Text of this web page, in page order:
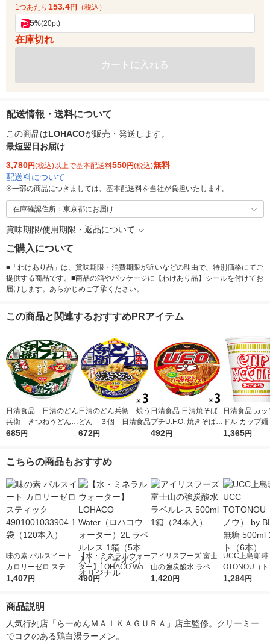
1つあたり 153.4円 （税込）
5%(20pt)
在庫切れ
カートに入れる
配送情報・送料について
この商品はLOHACOが販売・発送します。
最短翌日お届け
3,780円(税込)以上で基本配送料550円(税込)無料
配送料について
※一部の商品につきましては、基本配送料を当社が負担いたします。
在庫確認住所：東京都にお届け
賞味期限/使用期限・返品について
ご購入について
■「わけあり品」は、賞味期限・消費期限が近いなどの理由で、特別価格にてご
提供する商品です。■商品の箱やパッケージに【わけあり品】シールを付けてお
届けします。あらかじめご了承ください。
この商品と関連するおすすめPRアイテム
日清食品 日清のどん
兵衛 きつねうどん
（西日本版） 1セッ
685円
日清のどん兵衛 焼う
どん ３個 日清食品
672円
日清食品 日清焼そば
プチU.F.O. 焼きそば 6
3g 3個 カップ麺ミニ
492円
日清食品 カ
ドル カップ
ラーメン 1セ
1,365円
こちらの商品もおすすめ
味の素 パルスイート
カロリーゼロ スティ
ック 4901001033904
1,407円
【水・ミネラルウォー
ター】LOHACO Wate
r（ロハコウォータ
490円
アイリスフーズ 富士
山の強炭酸水 ラベル
レス 500ml 1箱（24
1,420円
UCC上島珈琲
OTONOU（
ウ） by
1,284円
商品説明
人気行列店「らーめんＭＡＩＫＡＧＵＲＡ」店主監修。クリーミー
でコクのある鶏白湯ラーメン。